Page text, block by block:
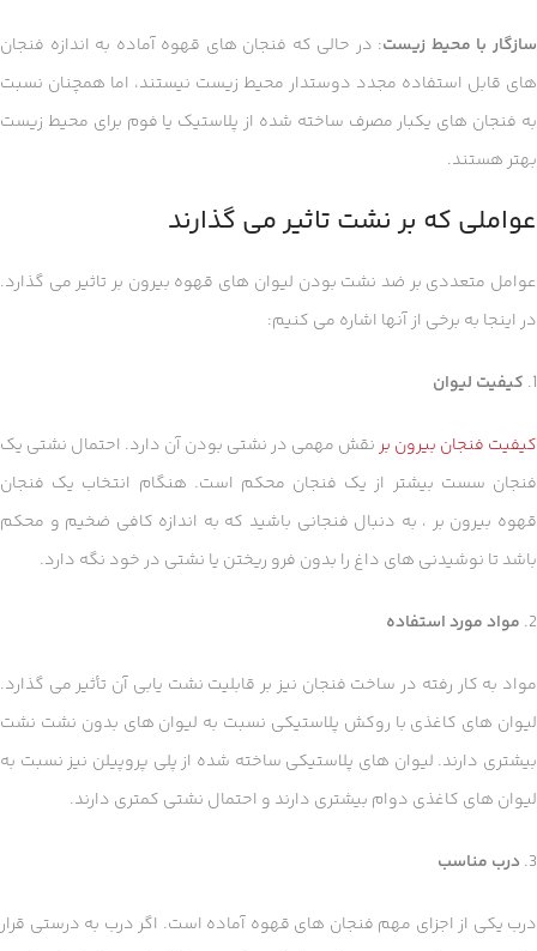
سازگار با محیط زیست: در حالی که فنجان های قهوه آماده به اندازه فنجان
های قابل استفاده مجدد دوستدار محیط زیست نیستند، اما همچنان نسبت
به فنجان های یکبار مصرف ساخته شده از پلاستیک یا فوم برای محیط زیست
بهتر هستند.
عواملی که بر نشت تاثیر می گذارند
عوامل متعددی بر ضد نشت بودن لیوان های قهوه بیرون بر تاثیر می گذارد.
در اینجا به برخی از آنها اشاره می کنیم:
1. کیفیت لیوان
کیفیت فنجان بیرون بر نقش مهمی در نشتی بودن آن دارد. احتمال نشتی یک
فنجان سست بیشتر از یک فنجان محکم است. هنگام انتخاب یک فنجان
قهوه بیرون بر ، به دنبال فنجانی باشید که به اندازه کافی ضخیم و محکم
باشد تا نوشیدنی های داغ را بدون فرو ریختن یا نشتی در خود نگه دارد.
2. مواد مورد استفاده
مواد به کار رفته در ساخت فنجان نیز بر قابلیت نشت یابی آن تأثیر می گذارد.
لیوان های کاغذی با روکش پلاستیکی نسبت به لیوان های بدون نشت نشت
بیشتری دارند. لیوان های پلاستیکی ساخته شده از پلی پروپیلن نیز نسبت به
لیوان های کاغذی دوام بیشتری دارند و احتمال نشتی کمتری دارند.
3. درب مناسب
درب یکی از اجزای مهم فنجان های قهوه آماده است. اگر درب به درستی قرار